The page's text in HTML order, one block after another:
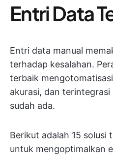
Entri Data
Entri data manual
terhadap kesalahan.
terbaik
akurasi, dan
sudah ada.
Berikut adalah 15 solusi
untuk mengoptimalkan